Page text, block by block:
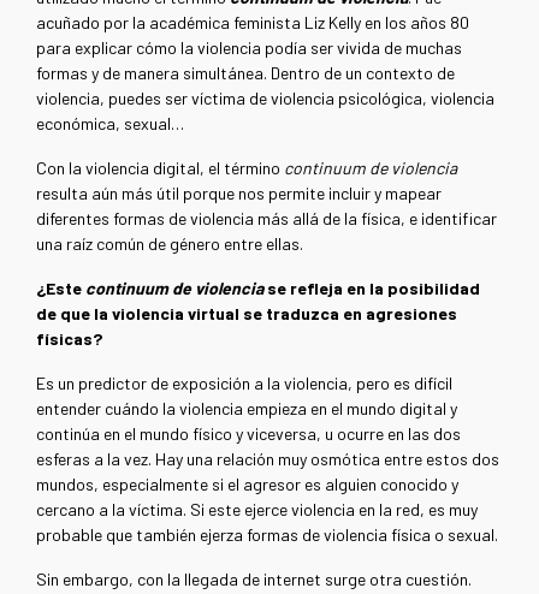
acuñado por la académica feminista Liz Kelly en los años 80
para explicar cómo la violencia podía ser vivida de muchas
formas y de manera simultánea. Dentro de un contexto de
violencia, puedes ser víctima de violencia psicológica, violencia
económica, sexual…
Con la violencia digital, el término continuum de violencia
resulta aún más útil porque nos permite incluir y mapear
diferentes formas de violencia más allá de la física, e identificar
una raíz común de género entre ellas.
¿Este continuum de violenciase refleja en la posibilidad
de que la violencia virtual se traduzca en agresiones
físicas?
Es un predictor de exposición a la violencia, pero es difícil
entender cuándo la violencia empieza en el mundo digital y
continúa en el mundo físico y viceversa, u ocurre en las dos
esferas a la vez. Hay una relación muy osmótica entre estos dos
mundos, especialmente si el agresor es alguien conocido y
cercano a la víctima. Si este ejerce violencia en la red, es muy
probable que también ejerza formas de violencia física o sexual.
Sin embargo, con la llegada de internet surge otra cuestión.